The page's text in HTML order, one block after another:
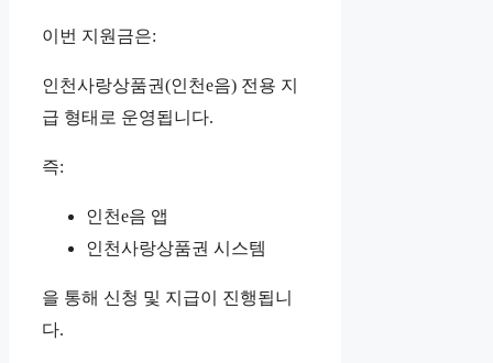
이번 지원금은:
인천사랑상품권(인천e음) 전용 지
급 형태로 운영됩니다.
즉:
인천e음 앱
인천사랑상품권 시스템
을 통해 신청 및 지급이 진행됩니
다.